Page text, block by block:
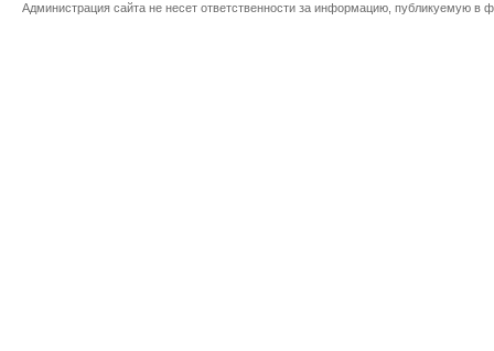
Администрация сайта не несет ответственности за информацию, публикуемую